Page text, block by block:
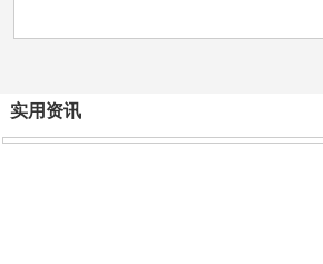
实用资讯